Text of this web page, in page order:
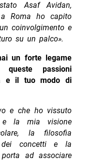
Asaf Avidan,
a Roma ho capito
coinvolgimento e
su un palco».
un forte legame
passioni
e il tuo modo di
e che ho vissuto
la mia visione
la filosofia
concetti e la
ad associare